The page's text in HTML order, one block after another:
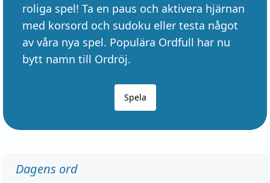
roliga spel! Ta en paus och aktivera hjärnan
med korsord och sudoku eller testa något
av våra nya spel. Populära Ordfull har nu
bytt namn till Ordröj.
Spela
Dagens ord